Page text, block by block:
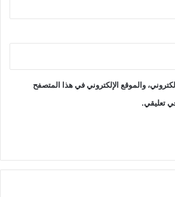
والموقع الإلكتروني في هذا المتصفح
تعليقي.